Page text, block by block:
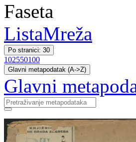
Faseta
ListaMreža
Po stranici: 30
102550100
Glavni metapodatak (A->Z)
Glavni